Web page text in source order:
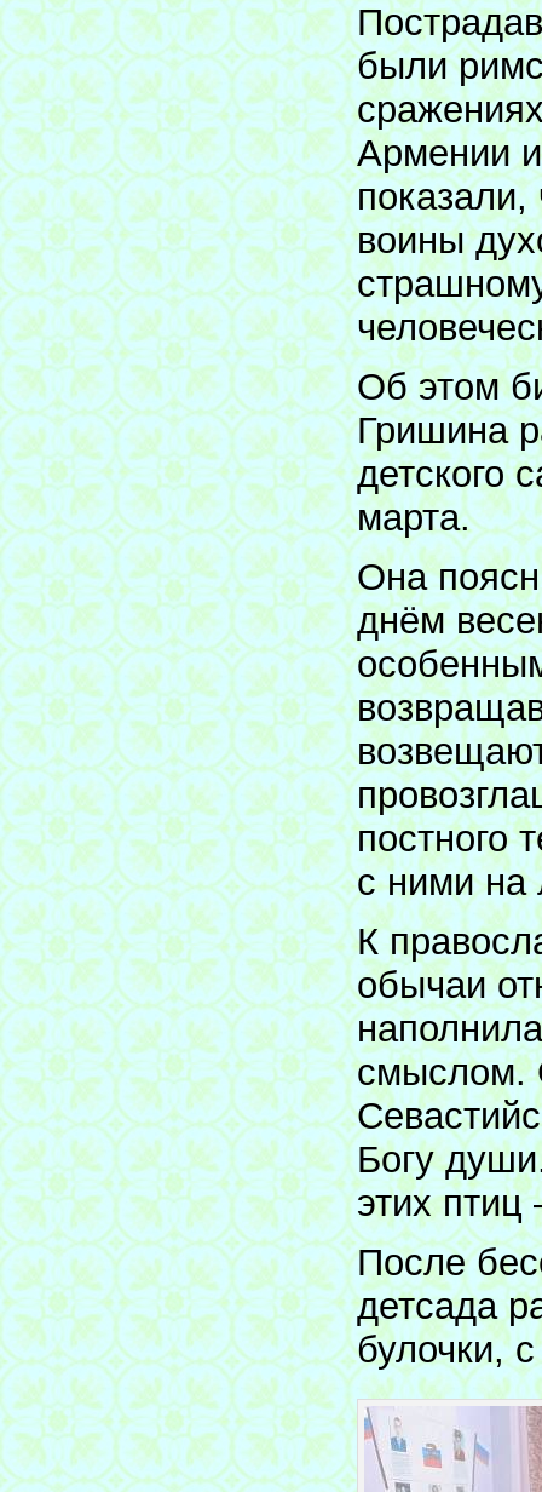
были
Армении
показали,
воины
Об этом
Гришина
детского
марта.
Она
днём
постного
с ними на
К
обычаи
смыслом.
Богу
этих
После
детсада
булочки,